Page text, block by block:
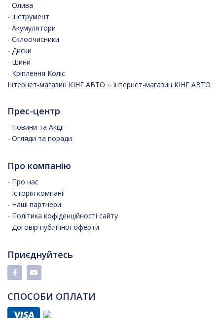
- Олива
- Інструмент
- Акумулятори
- Склоочисники
- Диски
- Шини
- Кріплення Коліс
Інтернет-магазин КІНГ АВТО ›› Інтернет-магазин КІНГ АВТО
Прес-центр
- Новини та Акції
- Огляди та поради
Про компанію
- Про нас
- Історія компанії
- Наші партнери
- Політика кофіденційності сайту
- Договір публічної оферти
Приєднуйтесь
СПОСОБИ ОПЛАТИ